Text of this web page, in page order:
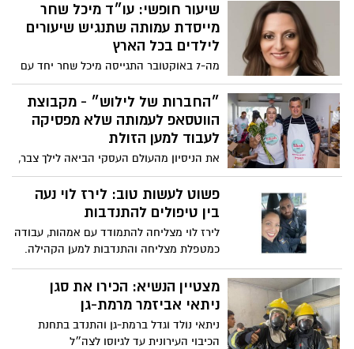
שיעור חופשי: עו״ד מיכל שחר
מייסדת עמותה שתנגיש שיעורים
לילדים בכל הארץ
מה-7 באוקטובר התגייסה מיכל שחר יחד עם
בני ביתה למען הזולת. עכשיו היא מגשימה
חלום
״החברות של לילוש״ - מקבוצת
הווטסאפ לעמותה שלא מפסיקה
לעבוד למען הזולת
את הניסיון מהעולם העסקי הביאה לילך צבר,
״לילוש״, לקבוצת החברות שהלכה וגדלה
לעמותה
פשוט לעשות טוב: לירז לוי נעה
בין טיפולים להתנדבות
לירז לוי מצליחה להתמודד עם אמהות, עבודה
כמטפלת מצליחה והתנדבות למען הקהילה.
״אין צורך להיות גיבור על כדי להוסיף טוב
לעולם״
מצטיין הנשיא: הכירו את סגן
ניתאי אביזמר מרמת-גן
ניתאי נולד וגדל ברמת-גן והתנדב בתחנת
הכיבוי העירונית עד לגיוסו לצה״ל